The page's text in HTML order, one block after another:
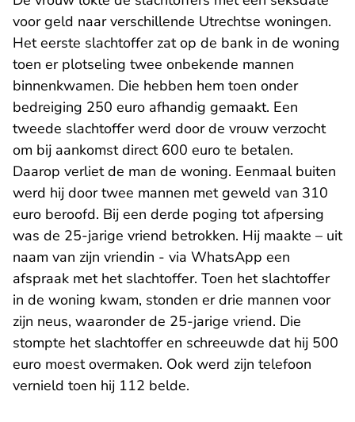
voor geld naar verschillende Utrechtse woningen.
Het eerste slachtoffer zat op de bank in de woning
toen er plotseling twee onbekende mannen
binnenkwamen. Die hebben hem toen onder
bedreiging 250 euro afhandig gemaakt. Een
tweede slachtoffer werd door de vrouw verzocht
om bij aankomst direct 600 euro te betalen.
Daarop verliet de man de woning. Eenmaal buiten
werd hij door twee mannen met geweld van 310
euro beroofd. Bij een derde poging tot afpersing
was de 25-jarige vriend betrokken. Hij maakte – uit
naam van zijn vriendin - via WhatsApp een
afspraak met het slachtoffer. Toen het slachtoffer
in de woning kwam, stonden er drie mannen voor
zijn neus, waaronder de 25-jarige vriend. Die
stompte het slachtoffer en schreeuwde dat hij 500
euro moest overmaken. Ook werd zijn telefoon
vernield toen hij 112 belde.